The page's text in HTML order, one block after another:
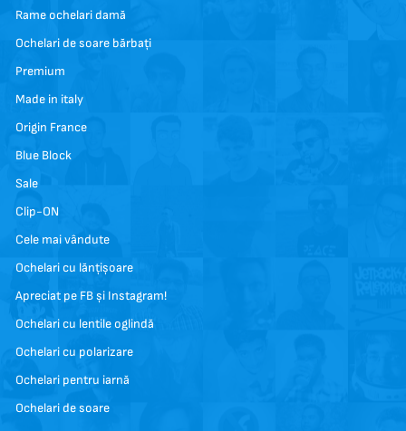
Rame ochelari damă
Ochelari de soare bărbați
Premium
Made in italy
Origin France
Blue Block
Sale
Clip-ON
Cele mai vândute
Ochelari cu lănțișoare
Apreciat pe FB și Instagram!
Ochelari cu lentile oglindă
Ochelari cu polarizare
Ochelari pentru iarnă
Ochelari de soare